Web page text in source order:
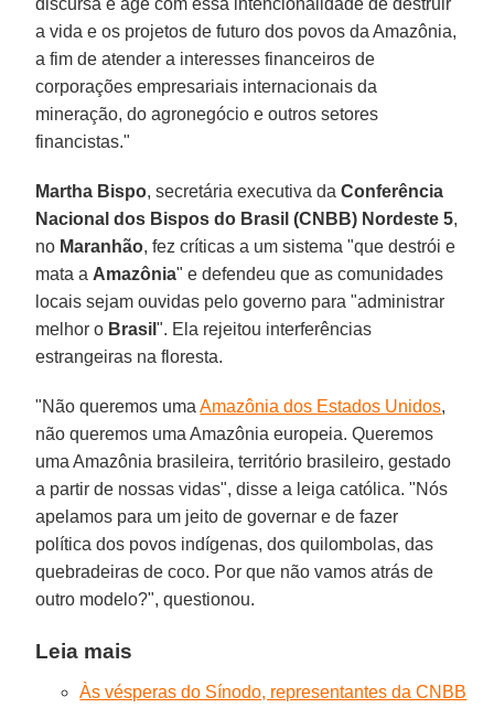
a vida e os projetos de futuro dos povos da Amazônia,
a fim de atender a interesses financeiros de
corporações empresariais internacionais da
mineração, do agronegócio e outros setores
financistas."
Martha Bispo, secretária executiva daConferência
Nacional dos Bispos do Brasil (CNBB) Nordeste 5,
no Maranhão, fez críticas a um sistema "que destrói e
mata a Amazônia" e defendeu que as comunidades
locais sejam ouvidas pelo governo para "administrar
melhor o Brasil". Ela rejeitou interferências
estrangeiras na floresta.
"Não queremos umaAmazônia dos Estados Unidos,
não queremos uma Amazônia europeia. Queremos
uma Amazônia brasileira, território brasileiro, gestado
a partir de nossas vidas", disse a leiga católica. "Nós
apelamos para um jeito de governar e de fazer
política dos povos indígenas, dos quilombolas, das
quebradeiras de coco. Por que não vamos atrás de
outro modelo?", questionou.
Leia mais
Às vésperas do Sínodo, representantes da CNBB